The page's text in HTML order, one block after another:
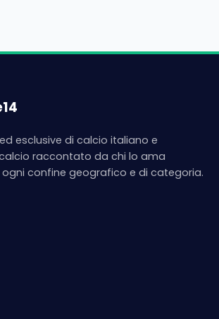
esclusive di calcio italiano e
raccontato da chi lo ama
confine geografico e di categoria.